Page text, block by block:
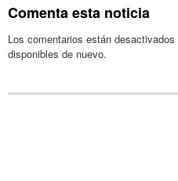
Comenta esta noticia
Los comentarios están
disponibles de nuevo.